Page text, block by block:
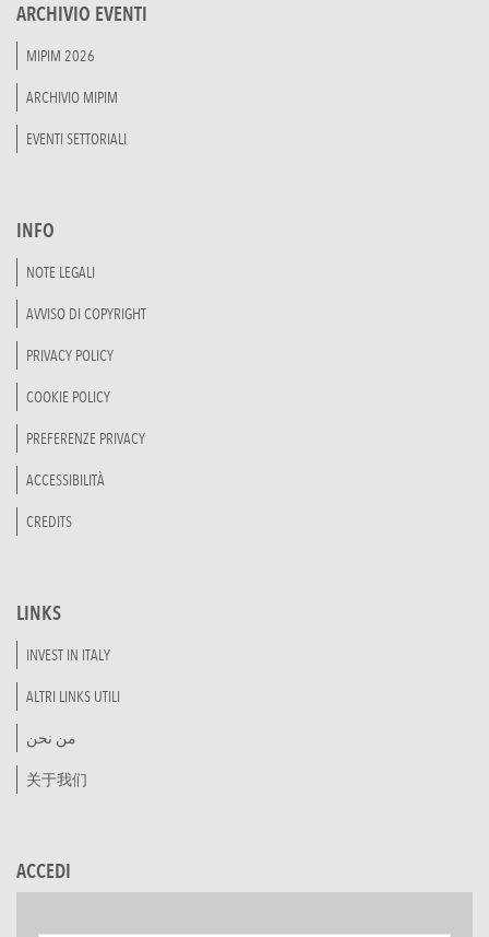
ARCHIVIO EVENTI
MIPIM 2026
ARCHIVIO MIPIM
EVENTI SETTORIALI
INFO
NOTE LEGALI
AVVISO DI COPYRIGHT
PRIVACY POLICY
COOKIE POLICY
PREFERENZE PRIVACY
ACCESSIBILITÀ
CREDITS
LINKS
INVEST IN ITALY
ALTRI LINKS UTILI
من نحن
关于我们
ACCEDI